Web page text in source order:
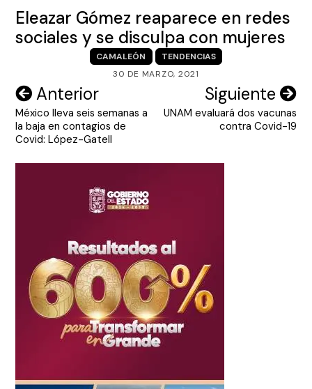
Eleazar Gómez reaparece en redes
sociales y se disculpa con mujeres
CAMALEÓN
TENDENCIAS
30 DE MARZO, 2021
Navegación
de
entradas
Anterior
México lleva seis semanas a
la baja en contagios de
Covid: López-Gatell
Siguiente
UNAM evaluará dos vacunas
contra Covid-19